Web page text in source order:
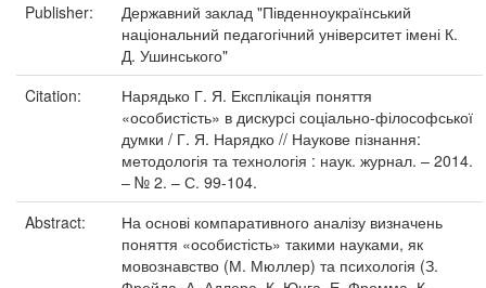
Publisher:
Державний заклад "Південноукраїнський
національний педагогічний університет імені К.
Д. Ушинського"
Citation:
Нарядько Г. Я. Експлікація поняття
«особистість» в дискурсі соціально-філософської
думки / Г. Я. Нарядко // Наукове пізнання:
методологія та технологія : наук. журнал. – 2014.
– № 2. – С. 99-104.
Abstract:
На основі компаративного аналізу визначень
поняття «особистість» такими науками, як
мовознавство (М. Мюллер) та психологія (З.